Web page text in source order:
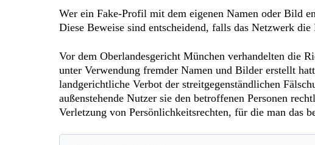
Wer ein Fake-Profil mit dem eigenen Namen oder Bild
Diese Beweise sind entscheidend, falls das Netzwerk
Vor dem Oberlandesgericht München verhandelten die
unter Verwendung fremder Namen und Bilder erstellt
landgerichtliche Verbot der streitgegenständlichen
außenstehende Nutzer sie den betroffenen Personen
Verletzung von Persönlichkeitsrechten, für die man das